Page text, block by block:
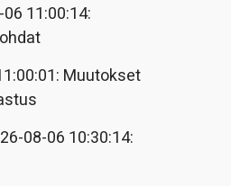
11:00:14:
Muutokset
08-06 10:30:14: